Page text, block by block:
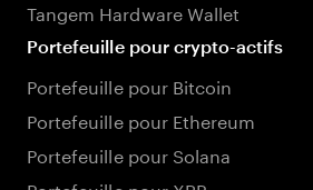
Tangem Hardware Wallet
Portefeuille pour crypto-actifs
Portefeuille pour Bitcoin
Portefeuille pour Ethereum
Portefeuille pour Solana